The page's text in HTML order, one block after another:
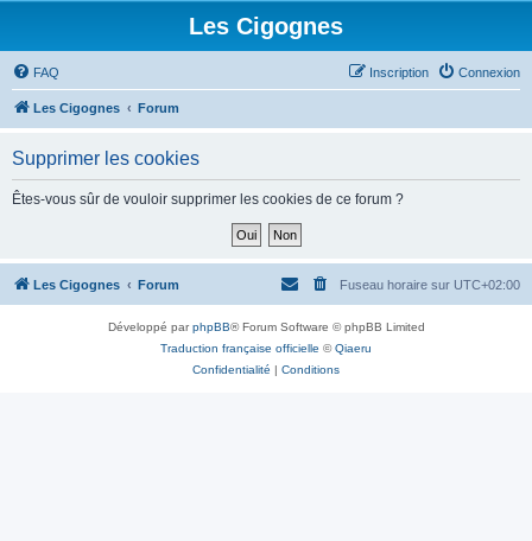
Les Cigognes
FAQ Connexion
Inscription
Les Cigognes Forum
Supprimer les cookies
Êtes-vous sûr de vouloir supprimer les cookies de ce forum ?
Les Cigognes Forum Fuseau horaire sur UTC+02:00
Développé parphpBB® Forum Software © phpBB Limited
Traduction française officielle ©Qiaeru
Confidentialité | Conditions